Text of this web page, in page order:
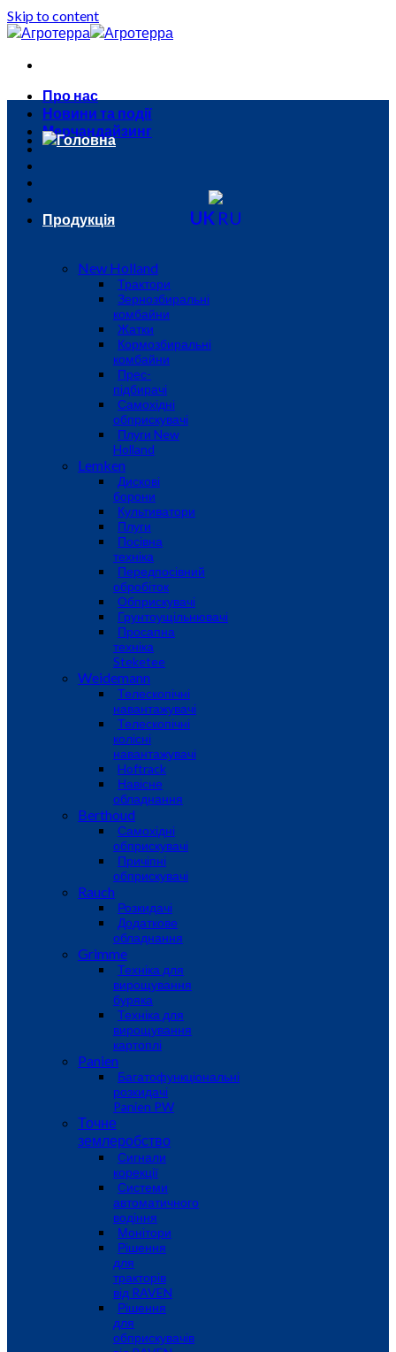
Skip to content
Про нас
Новини та події
Мерчандайзинг
UK RU
Головна
Продукція
New Holland
Трактори
Зернозбиральні
комбайни
Жатки
Кормозбиральні
комбайни
Прес-
підбирачі
Самохідні
обприскувачі
Плуги New
Holland
Lemken
Дискові
борони
Культиватори
Плуги
Посівна
техніка
Передпосівний
обробіток
Обприскувачі
Грунтоущільнювачі
Просапна
техніка
Steketee
Weidemann
Телескопічні
навантажувачі
Телескопічні
колісні
навантажувачі
Hoftrack
Навісне
обладнання
Berthoud
Самохідні
обприскувачі
Причіпні
обприскувачі
Rauch
Розкидачі
Додаткове
обладнання
Grimme
Техніка для
вирощування
буряка
Техніка для
вирощування
картоплі
Panien
Багатофункціональні
розкидачі
Panien PW
Точне
землеробство
Сигнали
корекції
Системи
автоматичного
водіння
Монітори
Рішення
для
тракторів
від RAVEN
Рішення
для
обприскувачів